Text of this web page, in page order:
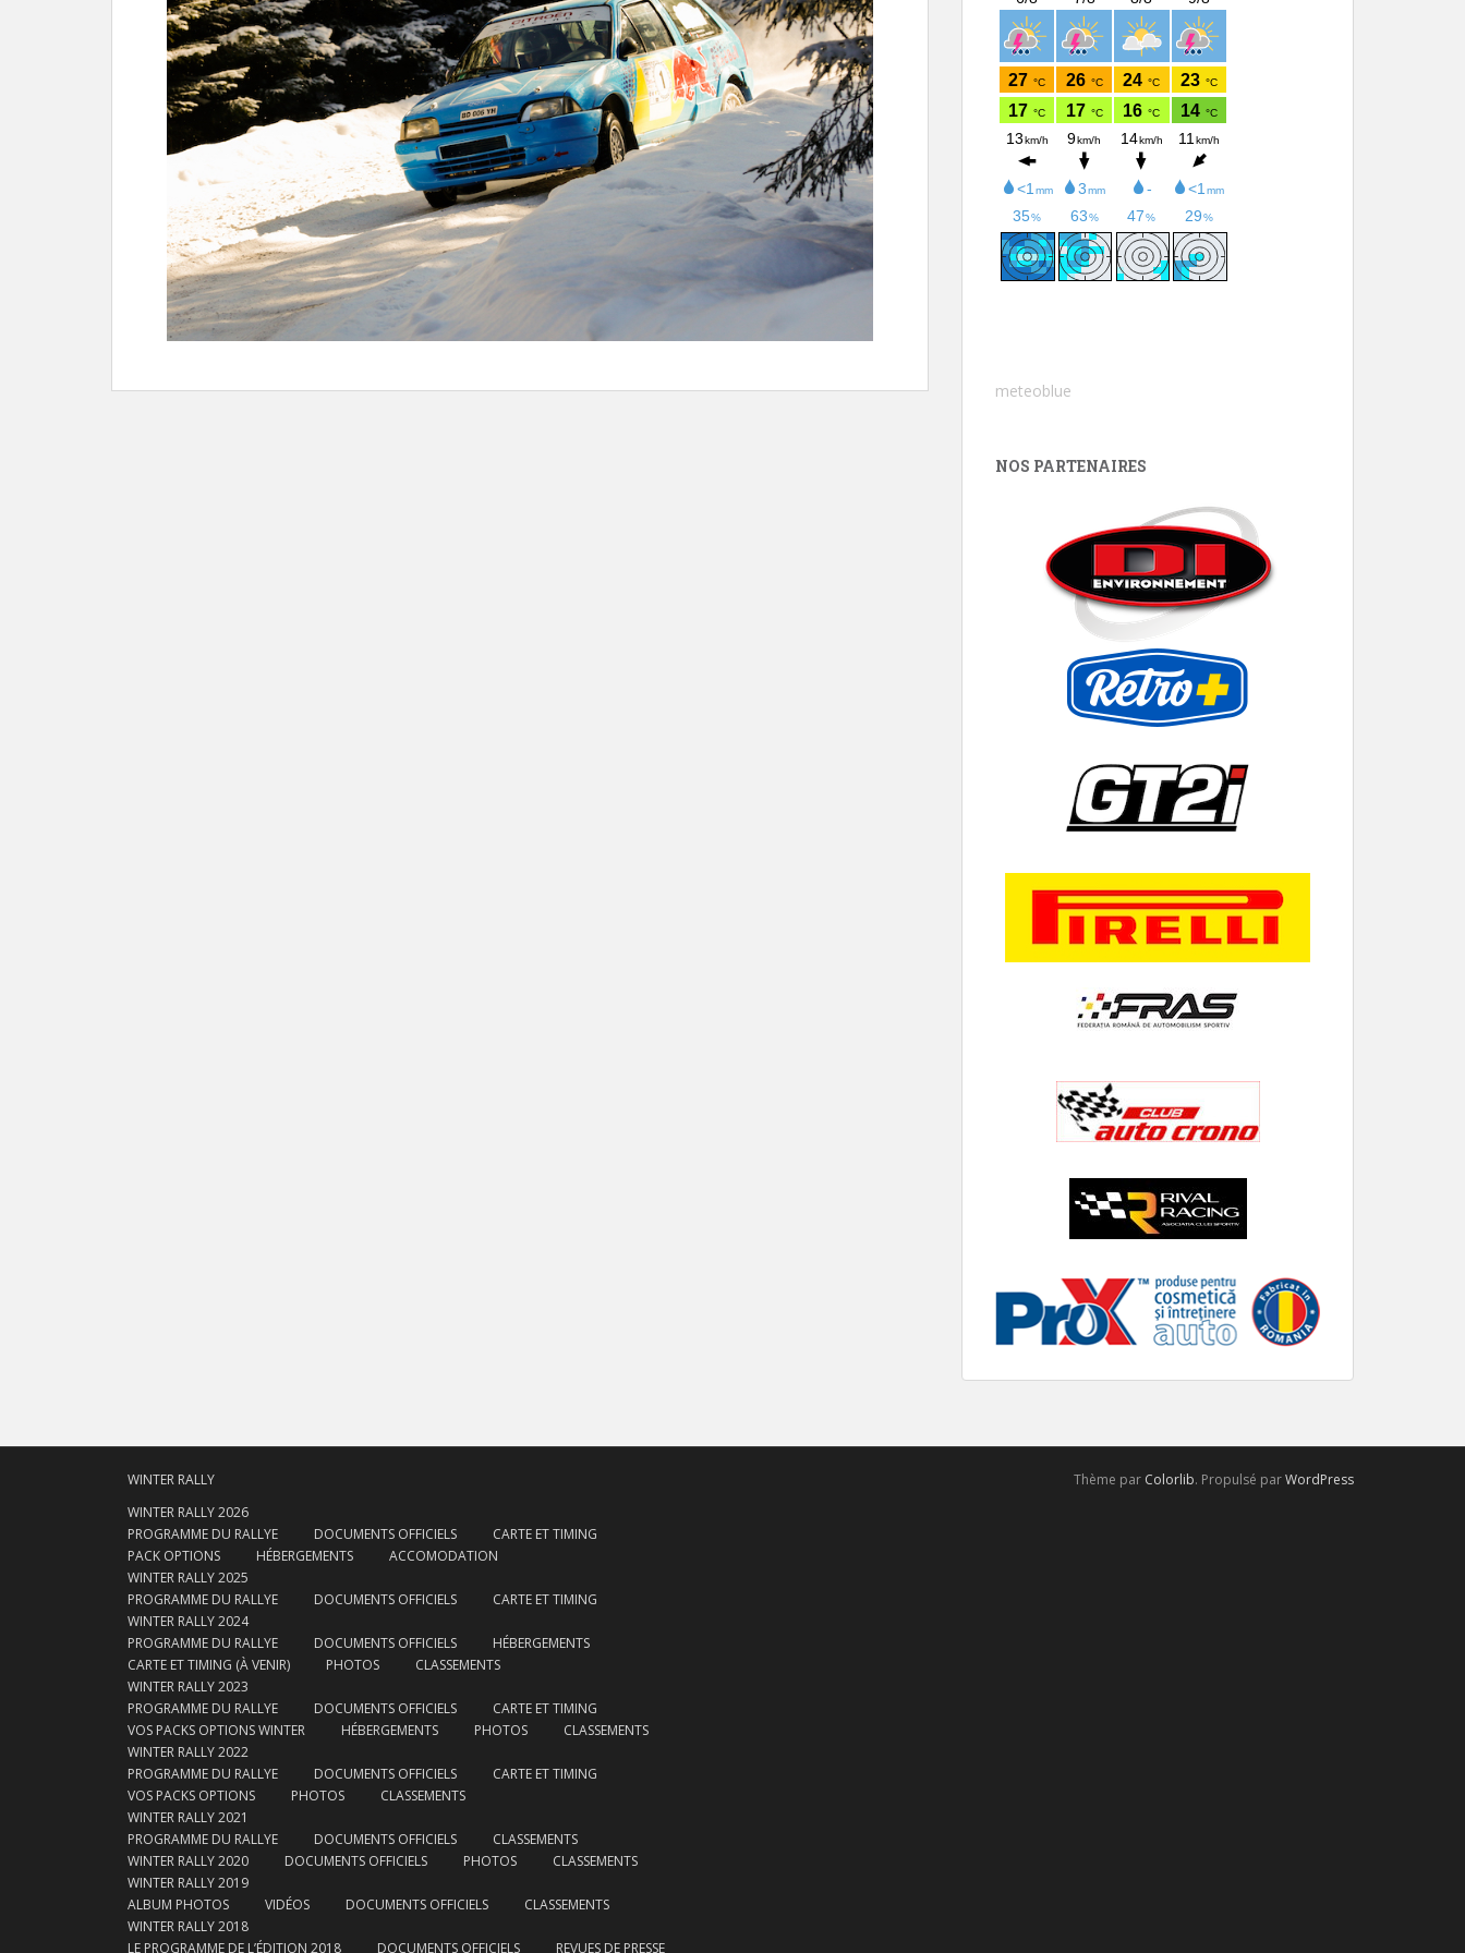
meteoblue
NOS PARTENAIRES
WINTER RALLY
WINTER RALLY 2026
PROGRAMME DU RALLYE
DOCUMENTS OFFICIELS
CARTE ET TIMING
PACK OPTIONS
HÉBERGEMENTS
ACCOMODATION
WINTER RALLY 2025
PROGRAMME DU RALLYE
DOCUMENTS OFFICIELS
CARTE ET TIMING
WINTER RALLY 2024
PROGRAMME DU RALLYE
DOCUMENTS OFFICIELS
HÉBERGEMENTS
CARTE ET TIMING (À VENIR)
PHOTOS
CLASSEMENTS
WINTER RALLY 2023
PROGRAMME DU RALLYE
DOCUMENTS OFFICIELS
CARTE ET TIMING
VOS PACKS OPTIONS WINTER
HÉBERGEMENTS PHOTOS
CLASSEMENTS
WINTER RALLY 2022
PROGRAMME DU RALLYE
DOCUMENTS OFFICIELS
CARTE ET TIMING
VOS PACKS OPTIONS
PHOTOS
CLASSEMENTS
WINTER RALLY 2021
PROGRAMME DU RALLYE
DOCUMENTS OFFICIELS
CLASSEMENTS
WINTER RALLY 2020
DOCUMENTS OFFICIELS PHOTOS
CLASSEMENTS
WINTER RALLY 2019
ALBUM PHOTOS
VIDÉOS DOCUMENTS OFFICIELS
CLASSEMENTS
WINTER RALLY 2018
LE PROGRAMME DE L’ÉDITION 2018
DOCUMENTS OFFICIELS REVUES DE PRESSE
Thème par Colorlib. Propulsé parWordPress